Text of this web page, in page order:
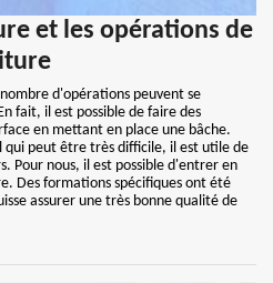
et les opérations de
d'opérations peuvent se
fait, il est possible de faire des
en mettant en place une bâche.
qui peut être très difficile, il est utile de
Pour nous, il est possible d'entrer en
Des formations spécifiques ont été
assurer une très bonne qualité de